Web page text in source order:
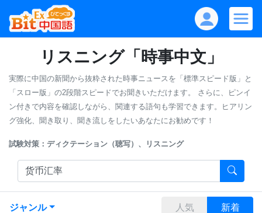
リスニング「時事中文」
実際に中国の新聞から抜粋された時事ニュースを「標準スピード版」と
「スロー版」の2段階スピードでお聞きいただけます。
さらに、ピンイ
ン付きで内容を確認しながら、関連する語句も学習できます。ヒアリン
グ強化、聞き取り、聞き流しをしたいあなたにお勧めです！
試験対策：ディクテーション（聴写）、リスニング
ジャンル 人気 新着